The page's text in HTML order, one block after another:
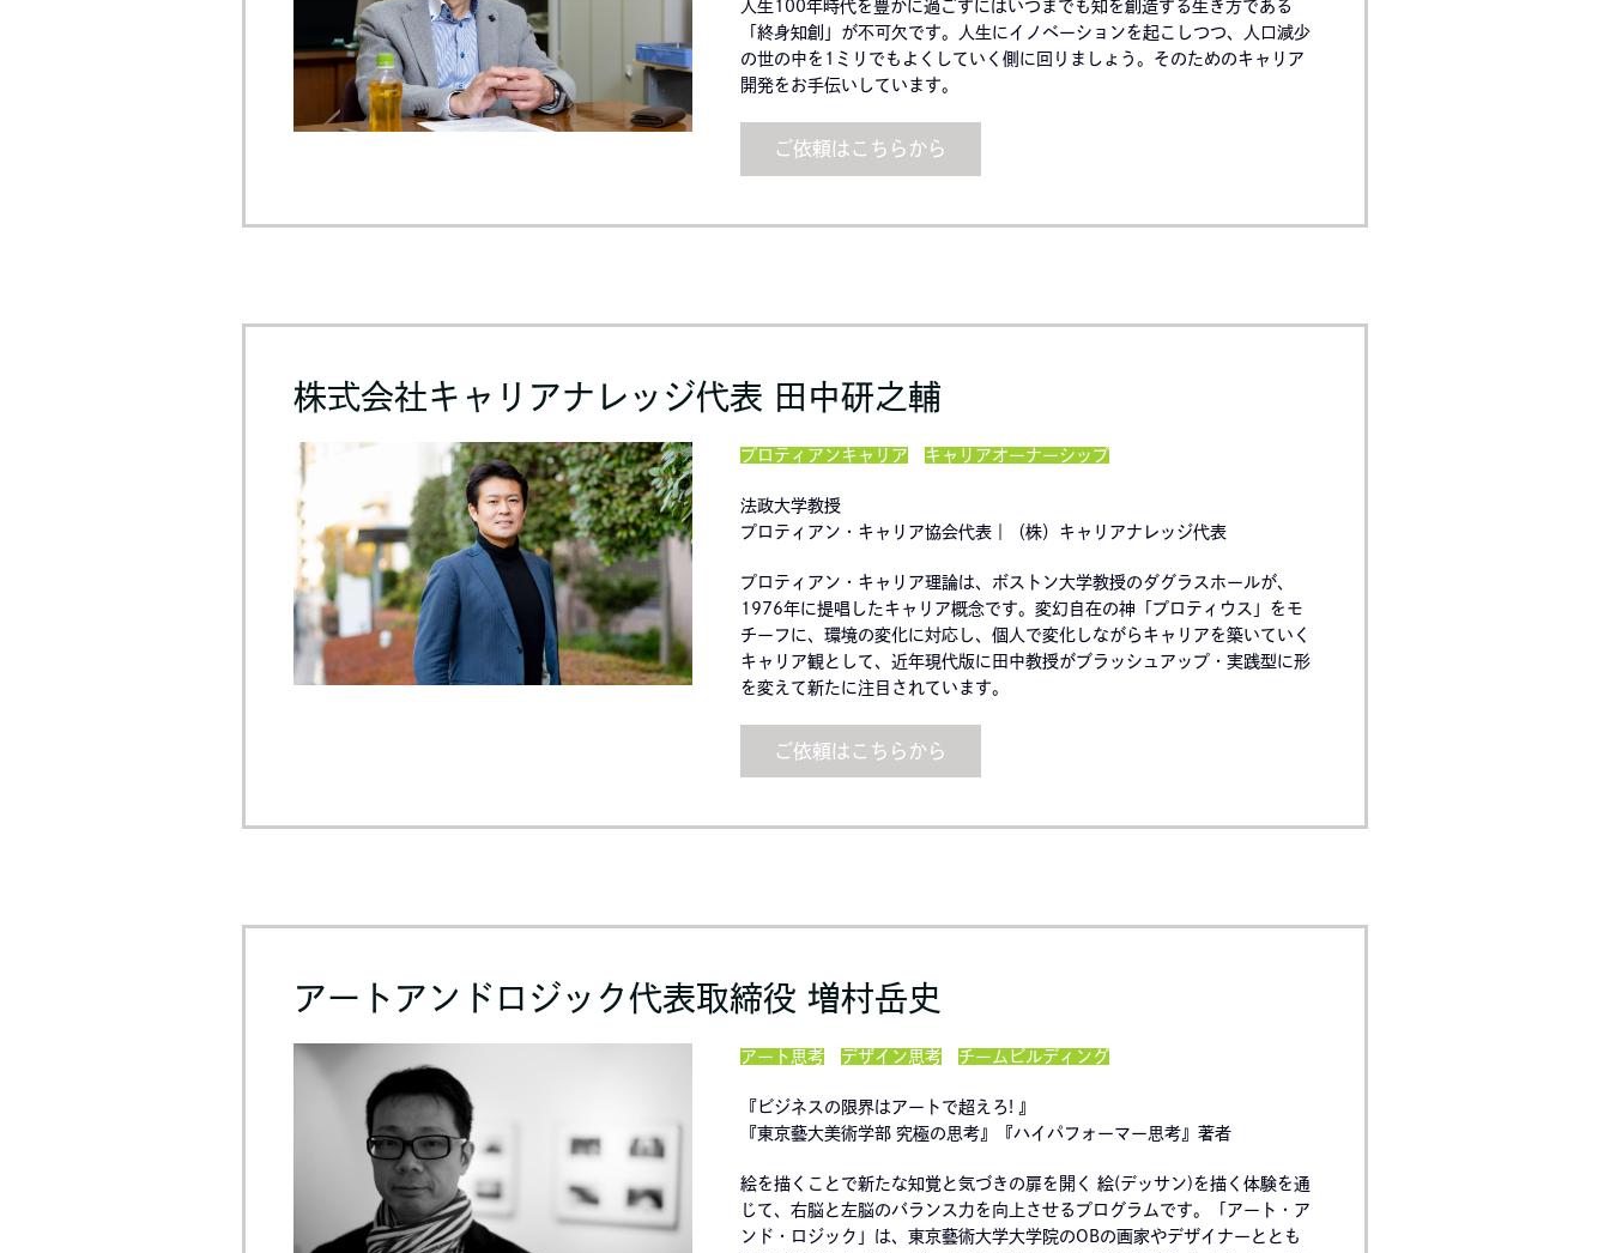
人生100年時代を豊かに過ごすにはいつまでも知を創造する生き方である
「終身知創」が不可欠です。人生にイノベーションを起こしつつ、人口減少
の世の中を1ミリでもよくしていく側に回りましょう。そのためのキャリア
開発をお手伝いしています。
ご依頼はこちらから
株式会社キャリアナレッジ代表 田中研之輔
プロティアンキャリア キャリアオーナーシップ
法政大学教授
プロティアン・キャリア協会代表｜（株）キャリアナレッジ代表
プロティアン・キャリア理論は、ボストン大学教授のダグラスホールが、
1976年に提唱したキャリア概念です。変幻自在の神「プロティウス」をモ
チーフに、環境の変化に対応し、個人で変化しながらキャリアを築いていく
キャリア観として、近年現代版に田中教授がブラッシュアップ・実践型に形
を変えて新たに注目されています。
ご依頼はこちらから
アートアンドロジック代表取締役 増村岳史
アート思考 デザイン思考 チームビルディング
『ビジネスの限界はアートで超えろ! 』
『東京藝大美術学部 究極の思考』『ハイパフォーマー思考』著者
絵を描くことで新たな知覚と気づきの扉を開く 絵(デッサン)を描く体験を通
じて、右脳と左脳のバランス力を向上させるプログラムです。「アート・ア
ンド・ロジック」は、東京藝術大学大学院のOBの画家やデザイナーととも